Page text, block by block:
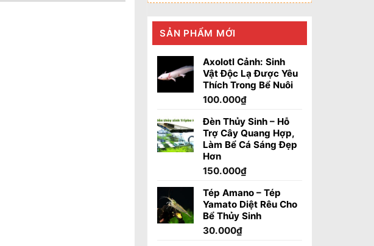
SẢN PHẨM MỚI
Axolotl Cảnh: Sinh
Vật Độc Lạ Được Yêu
Thích Trong Bể Nuôi
100.000₫
Đèn Thủy Sinh – Hỗ
Trợ Cây Quang Hợp,
Làm Bể Cá Sáng Đẹp
Hơn
150.000₫
Tép Amano – Tép
Yamato Diệt Rêu Cho
Bể Thủy Sinh
30.000₫